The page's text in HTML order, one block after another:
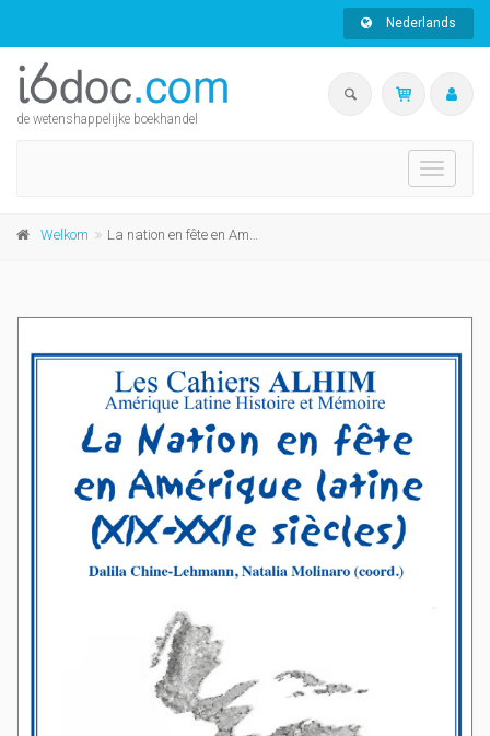
Nederlands
de wetenshappelijke boekhandel
Toggle
Welkom La nation en fête en Amerique latine (XIX-XXIe siècles)